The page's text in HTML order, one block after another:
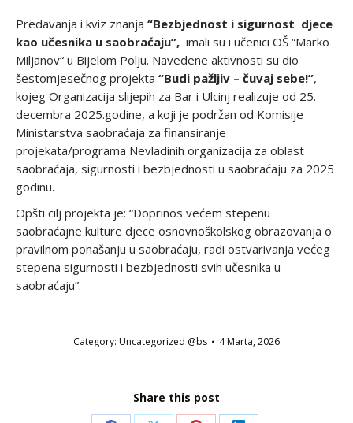
Predavanja i kviz znanja “Bezbjednost i sigurnost djece
kao učesnika u saobraćaju”, imali su i učenici OŠ “Marko
Miljanov“ u Bijelom Polju. Navedene aktivnosti su dio
šestomjesečnog projekta “Budi pažljiv – čuvaj sebe!”,
kojeg Organizacija slijepih za Bar i Ulcinj realizuje od 25.
decembra 2025.godine, a koji je podržan od Komisije
Ministarstva saobraćaja za finansiranje
projekata/programa Nevladinih organizacija za oblast
saobraćaja, sigurnosti i bezbjednosti u saobraćaju za 2025
godinu.
Opšti cilj projekta je: “Doprinos većem stepenu
saobraćajne kulture djece osnovnoškolskog obrazovanja o
pravilnom ponašanju u saobraćaju, radi ostvarivanja većeg
stepena sigurnosti i bezbjednosti svih učesnika u
saobraćaju”.
Category: Uncategorized @bs 4 Marta, 2026
Share this post